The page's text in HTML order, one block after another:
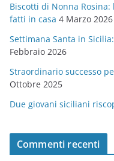
i
e
Biscotti di Nonna
fatti in casa 4 Marzo 2026
Settimana Santa in
Febbraio 2026
Straordinario successo
Ottobre 2025
Due giovani siciliani
Commenti recenti